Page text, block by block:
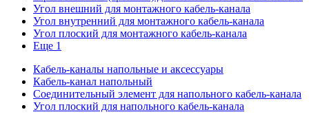
Угол внешний для монтажного кабель-канала
Угол внутренний для монтажного кабель-канала
Угол плоский для монтажного кабель-канала
Еще 1
Кабель-каналы напольные и аксессуары
Кабель-канал напольный
Соединительный элемент для напольного кабель-канала
Угол плоский для напольного кабель-канала